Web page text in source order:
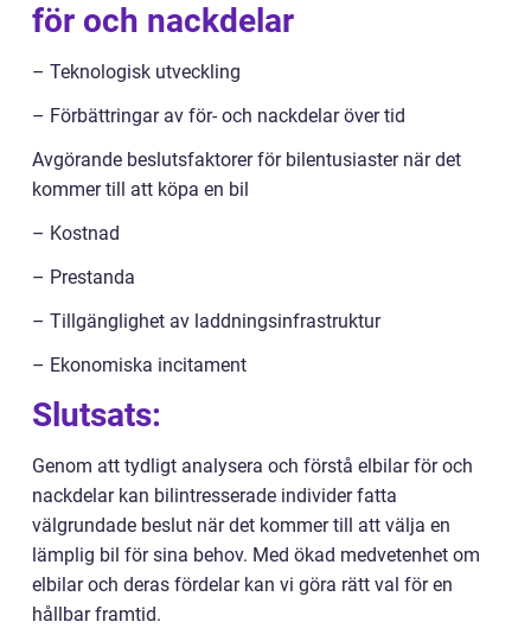
för och nackdelar
– Teknologisk utveckling
– Förbättringar av för- och nackdelar över tid
Avgörande beslutsfaktorer för bilentusiaster när det
kommer till att köpa en bil
– Kostnad
– Prestanda
– Tillgänglighet av laddningsinfrastruktur
– Ekonomiska incitament
Slutsats:
Genom att tydligt analysera och förstå elbilar för och
nackdelar kan bilintresserade individer fatta
välgrundade beslut när det kommer till att välja en
lämplig bil för sina behov. Med ökad medvetenhet om
elbilar och deras fördelar kan vi göra rätt val för en
hållbar framtid.